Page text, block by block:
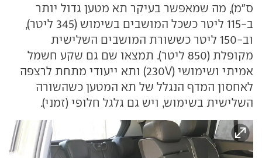
ס"מ), מה שמאפשר בעיקר תא מטען גדול יותר
ב-115 ליטר כשכל המושבים בשימוש (345 ליטר),
וב-150 ליטר כששורת המושבים השלישית
מקופלת (850 ליטר). תמצאו שם גם שקע חשמל
אמיתי ושימושי (230V) ותא ייעודי מתחת לרצפה
לאחסון המדף הנגלל של תא המטען כשהשורה
השלישית בשימוש, ויש גם גלגל חלופי (זמני).